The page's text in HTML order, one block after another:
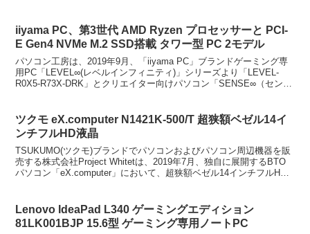
iiyama PC、第3世代 AMD Ryzen プロセッサーと PCI-
E Gen4 NVMe M.2 SSD搭載 タワー型 PC 2モデル
パソコン工房は、2019年9月、「iiyama PC」ブランドゲーミング専
用PC「LEVEL∞(レベルインフィニティ)」シリーズより「LEVEL-
R0X5-R73X-DRK」とクリエイター向けパソコン「SENSE∞（センス
ツクモ eX.computer N1421K-500/T 超狭額ベゼル14イ
ンチフルHD液晶
TSUKUMO(ツクモ)ブランドでパソコンおよびパソコン周辺機器を販
売する株式会社Project Whitetは、2019年7月、独自に展開するBTO
パソコン「eX.computer」において、超狭額ベゼル14インチフルHD
Lenovo IdeaPad L340 ゲーミングエディション
81LK001BJP 15.6型 ゲーミング専用ノートPC